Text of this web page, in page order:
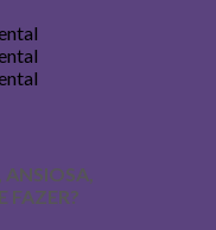
ANSIOSA,
FAZER?